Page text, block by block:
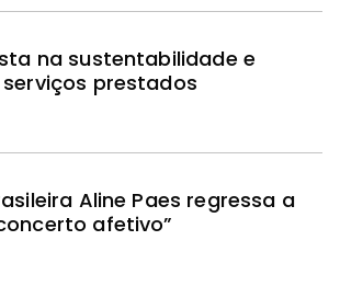
na sustentabilidade e
prestados
Aline Paes regressa a
afetivo”